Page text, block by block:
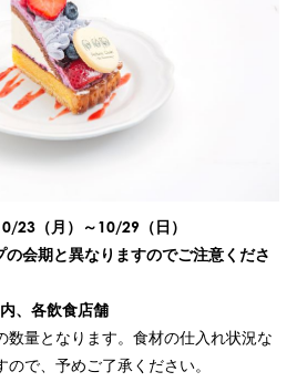
23（月）～10/29（日）
会期と異なりますのでご注意くださ
、各飲食店舗
量となります。食材の仕入れ状況な
で、予めご了承ください。